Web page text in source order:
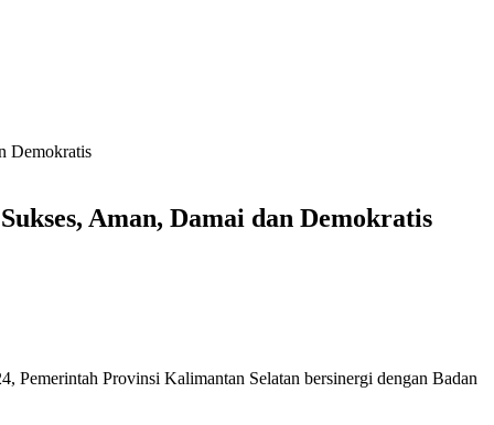
Demokratis
Aman, Damai dan Demokratis
Pemerintah Provinsi Kalimantan Selatan bersinergi dengan Badan